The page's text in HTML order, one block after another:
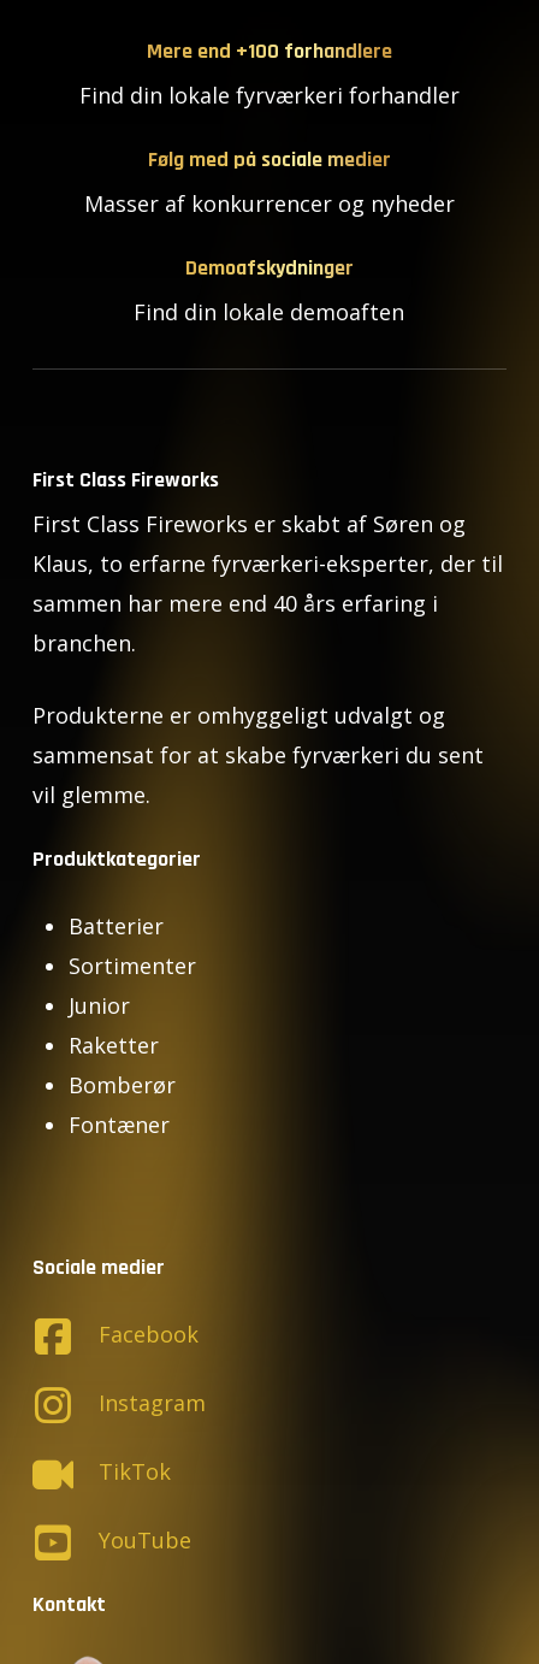
Mere end +100 forhandlere
Find din lokale fyrværkeri forhandler
Følg med på sociale medier
Masser af konkurrencer og nyheder
Demoafskydninger
Find din lokale demoaften
First Class Fireworks
First Class Fireworks er skabt af Søren og
Klaus, to erfarne fyrværkeri-eksperter, der til
sammen har mere end 40 års erfaring i
branchen.
Produkterne er omhyggeligt udvalgt og
sammensat for at skabe fyrværkeri du sent
vil glemme.
Produktkategorier
Batterier
Sortimenter
Junior
Raketter
Bomberør
Fontæner
Sociale medier
Facebook
Instagram
TikTok
YouTube
Kontakt